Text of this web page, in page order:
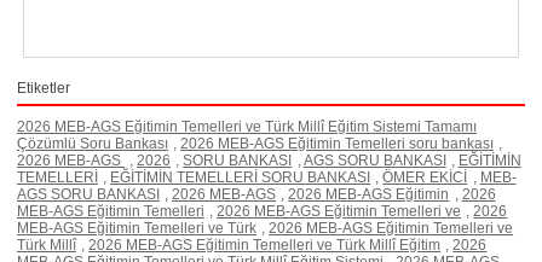
Etiketler
2026 MEB-AGS Eğitimin Temelleri ve Türk Millî Eğitim Sistemi Tamamı
Çözümlü Soru Bankası , 2026 MEB-AGS Eğitimin Temelleri soru bankası ,
2026 MEB-AGS , 2026 , SORU BANKASI ,AGS SORU BANKASI , EĞİTİMİN
TEMELLERİ
, EĞİTİMİN TEMELLERİ SORU BANKASI , ÖMER EKİCİ , MEB-
AGS SORU BANKASI , 2026 MEB-AGS , 2026 MEB-AGS Eğitimin , 2026
MEB-AGS Eğitimin Temelleri , 2026 MEB-AGS Eğitimin Temelleri ve , 2026
MEB-AGS Eğitimin Temelleri ve Türk , 2026 MEB-AGS Eğitimin Temelleri ve
Türk Millî , 2026 MEB-AGS Eğitimin Temelleri ve Türk Millî Eğitim , 2026